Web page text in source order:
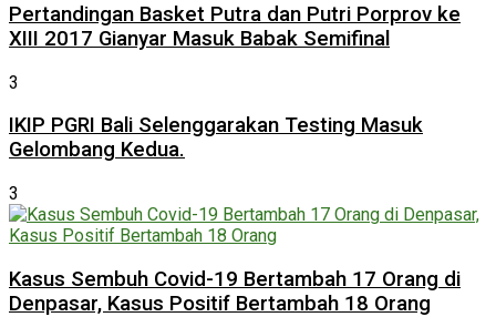
Pertandingan Basket Putra dan Putri Porprov ke
XIII 2017 Gianyar Masuk Babak Semifinal
3
IKIP PGRI Bali Selenggarakan Testing Masuk
Gelombang Kedua.
3
Kasus Sembuh Covid-19 Bertambah 17 Orang di
Denpasar, Kasus Positif Bertambah 18 Orang